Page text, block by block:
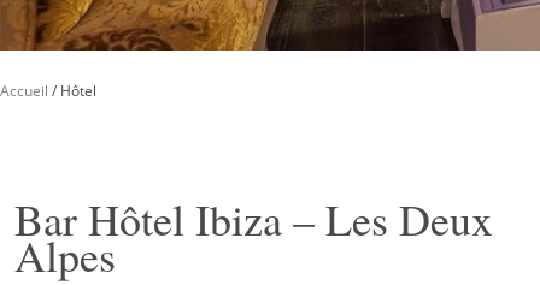
Accueil / Hôtel
Bar Hôtel Ibiza – Les Deux
Alpes